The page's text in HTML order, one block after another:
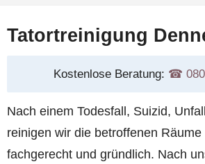
Tatortreinigung
Kostenlose Beratung: ☎︎
Nach einem Todesfall, Suizid,
reinigen wir die betroffenen
fachgerecht und gründlich. Nach